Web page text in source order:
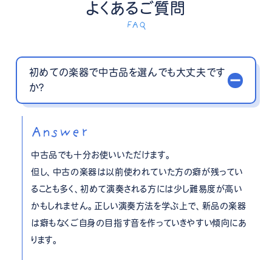
よくあるご質問
FAQ
初めての楽器で中古品を選んでも大丈夫です
か？
Answer
中古品でも十分お使いいただけます。
但し、中古の楽器は以前使われていた方の癖が残ってい
ることも多く、初めて演奏される方には少し難易度が高い
かもしれません。正しい演奏方法を学ぶ上で、新品の楽器
は癖もなくご自身の目指す音を作っていきやすい傾向にあ
ります。